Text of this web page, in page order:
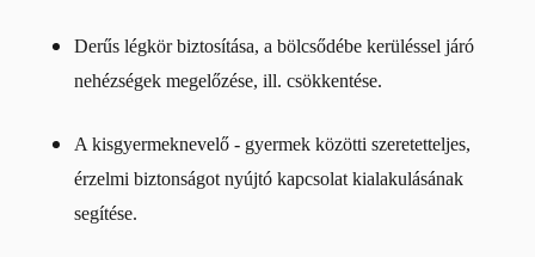
Derűs légkör biztosítása, a bölcsődébe kerüléssel járó
nehézségek megelőzése, ill. csökkentése.
A kisgyermeknevelő - gyermek közötti szeretetteljes,
érzelmi biztonságot nyújtó kapcsolat kialakulásának
segítése.